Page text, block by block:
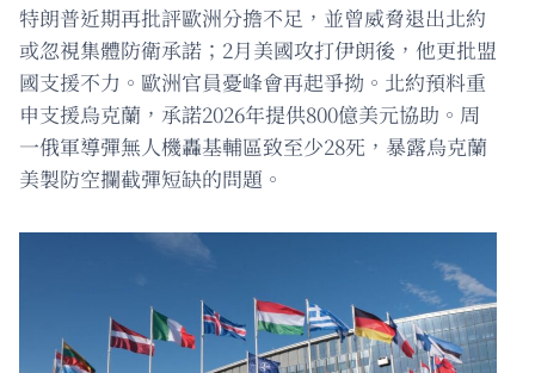
特朗普近期再批評歐洲分擔不足，並曾威脅退出北約
或忽視集體防衛承諾；2月美國攻打伊朗後，他更批盟
國支援不力。歐洲官員憂峰會再起爭拗。北約預料重
申支援烏克蘭，承諾2026年提供800億美元協助。周
一俄軍導彈無人機轟基輔區致至少28死，暴露烏克蘭
美製防空攔截彈短缺的問題。